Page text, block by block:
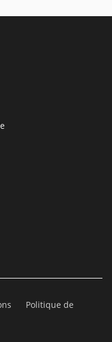
Politique de